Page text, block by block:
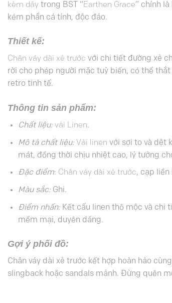
kèm dây trong BST “Earthen Grace” chính
kém phần cá tính, độc đáo.
Thiết kế:
Chân váy dài xẻ trước với chi tiết đường xẻ
rời cho phép người mặc tuỳ biến, có thể
retro tinh tế.
Thông tin sản phẩm:
Chất liệu:vải Linen.
Mô tả chất liệu:Vải linen với sợi to và dệt
mát, đồng thời chịu nhiệt cao, lý tưởng
Đặc điểm: Chân váy dài xẻ trước, cạp liền
Màu sắc: Ghi.
Điểm nhấn:Kết cấu linen thô mộc và chi
mềm mại, duyên dáng.
Gợi ý phối đồ:
Chân váy dài xẻ trước kết hợp hoàn hảo cùng
slingback hoặc sandals mảnh. Đừng quên